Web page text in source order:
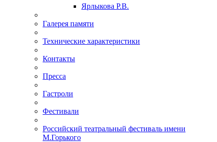
Ярлыкова Р.В.
Галерея памяти
Технические характеристики
Контакты
Пресса
Гастроли
Фестивали
Российский театральный фестиваль имени
М.Горького